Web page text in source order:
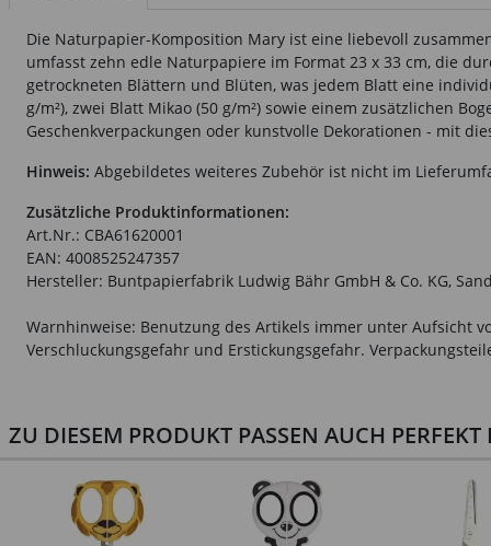
Die Naturpapier-Komposition Mary ist eine liebevoll
umfasst zehn edle Naturpapiere im Format 23 x 33 cm, die
getrockneten Blättern und Blüten, was jedem Blatt eine
g/m²), zwei Blatt Mikao (50 g/m²) sowie einem zusätzlichen
Geschenkverpackungen oder kunstvolle Dekorationen - mit
Hinweis: Abgebildetes weiteres Zubehör ist nicht im
Zusätzliche Produktinformationen:
Art.Nr.: CBA61620001
EAN: 4008525247357
Hersteller: Buntpapierfabrik Ludwig Bähr GmbH & Co. KG,
Warnhinweise: Benutzung des Artikels immer unter Aufsicht
Verschluckungsgefahr und Erstickungsgefahr.
ZU DIESEM PRODUKT PASSEN AUCH PERFEKT